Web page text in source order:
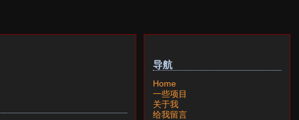
导航
Home
一些项目
关于我
给我留言